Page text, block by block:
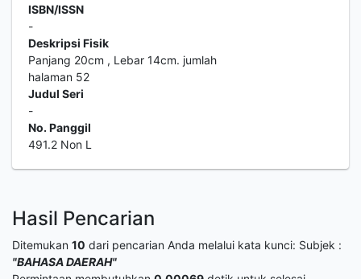
ISBN/ISSN
-
Deskripsi Fisik
Panjang 20cm , Lebar 14cm. jumlah
halaman 52
Judul Seri
-
No. Panggil
491.2 Non L
Hasil Pencarian
Ditemukan 10 dari pencarian Anda melalui kata kunci: Subjek :
"BAHASA DAERAH"